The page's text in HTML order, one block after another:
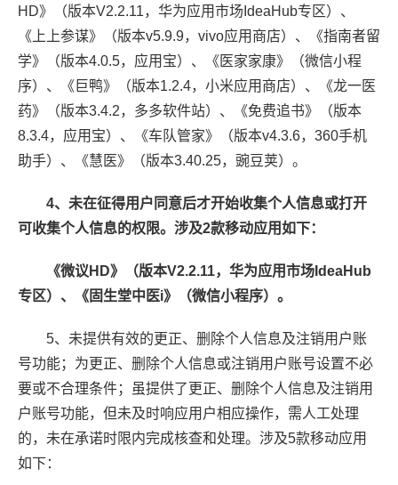
HD》（版本V2.2.11，华为应用市场IdeaHub专区）、
《上上参谋》（版本v5.9.9，vivo应用商店）、《指南者留
学》（版本4.0.5，应用宝）、《医家家康》（微信小程
序）、《巨鸭》（版本1.2.4，小米应用商店）、《龙一医
药》（版本3.4.2，多多软件站）、《免费追书》（版本
8.3.4，应用宝）、《车队管家》（版本v4.3.6，360手机
助手）、《慧医》（版本3.40.25，豌豆荚）。
4、未在征得用户同意后才开始收集个人信息或打开
可收集个人信息的权限。涉及2款移动应用如下：
《微议HD》（版本V2.2.11，华为应用市场IdeaHub
专区）、《固生堂中医i》（微信小程序）。
5、未提供有效的更正、删除个人信息及注销用户账
号功能；为更正、删除个人信息或注销用户账号设置不必
要或不合理条件；虽提供了更正、删除个人信息及注销用
户账号功能，但未及时响应用户相应操作，需人工处理
的，未在承诺时限内完成核查和处理。涉及5款移动应用
如下：